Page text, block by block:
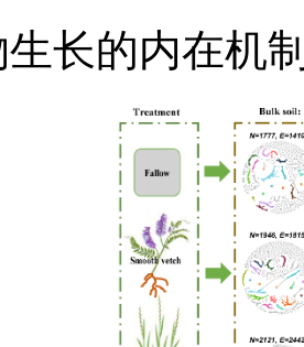
长的内在机